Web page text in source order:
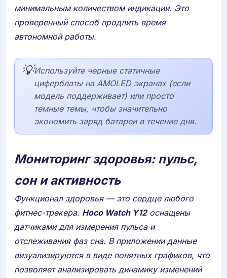
минимальным количеством индикации. Это
проверенный способ продлить время
автономной работы.
💡Используйте черные статичные
циферблаты на AMOLED экранах (если
модель поддерживает) или просто
темные темы, чтобы значительно
экономить заряд батареи в течение дня.
Мониторинг здоровья: пульс,
сон и активность
Функционал здоровья — это сердце любого
фитнес-трекера. Hoco Watch Y12оснащены
датчиками для измерения пульса и
отслеживания фаз сна. В приложении данные
визуализируются в виде понятных графиков, что
позволяет анализировать динамику изменений